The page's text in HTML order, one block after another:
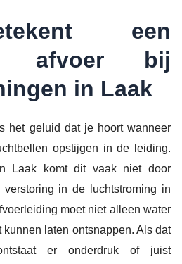
een
afvoer bij
in Laak
het geluid dat je hoort wanneer
opstijgen in de leiding.
Laak komt dit vaak niet door
verstoring in de luchtstroming in
moet niet alleen water
laten ontsnappen. Als dat
er onderdruk of juist